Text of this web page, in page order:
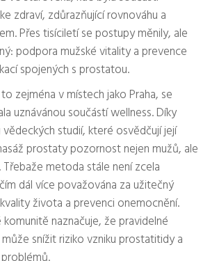
zdraví, zdůrazňující rovnováhu a
Přes tisíciletí se postupy měnily, ale
podpora mužské vitality a prevence
spojených s prostatou.
zejména v místech jako Praha, se
uznávánou součástí wellness. Díky
studií, které osvědčují její
prostaty pozornost nejen mužů, ale
Třebaže metoda stále není zcela
dál více považována za užitečný
života a prevenci onemocnění.
komunitě naznačuje, že pravidelné
snížit riziko vzniku prostatitidy a